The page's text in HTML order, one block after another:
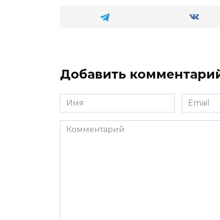
Добавить
Имя
*
Email
*
Комментарий